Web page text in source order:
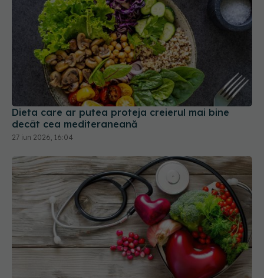
Dieta care ar putea proteja creierul mai bine
decât cea mediteraneană
27 iun 2026, 16:04